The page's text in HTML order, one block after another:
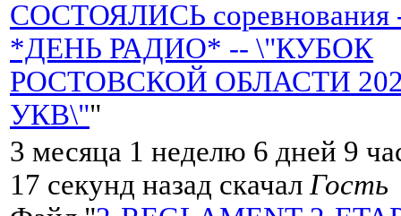
СОСТОЯЛИСЬ
*ДЕНЬ РАДИО* -- \"КУБОК
РОСТОВСКОЙ ОБЛАСТИ 2026
УКВ\""
3 месяца 1 неделю 6 дней 9
17 секунд назад скачал Гость